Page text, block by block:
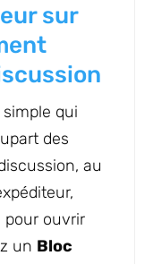
sur
simple qui
des
au
pour ouvrir
un Bloc